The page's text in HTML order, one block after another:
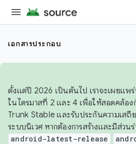
เอกสารประกอบ
ตั้งแต่ปี 2026 เป็นต้นไป เราจะเผยแพ
ในไตรมาสที่ 2 และ 4 เพื่อให้สอดคล้อ
Trunk Stable และรับประกันความเส
ระบบนิเวศ หากต้องการสร้างและมีส่วน
android-latest-release